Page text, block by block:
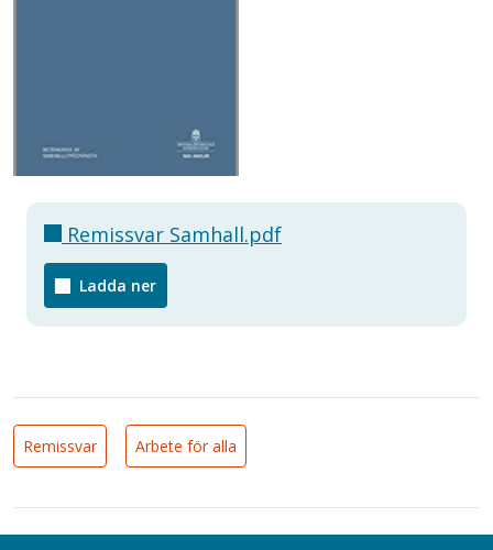
Remissvar Samhall.pdf
Ladda ner
Remissvar Arbete för alla